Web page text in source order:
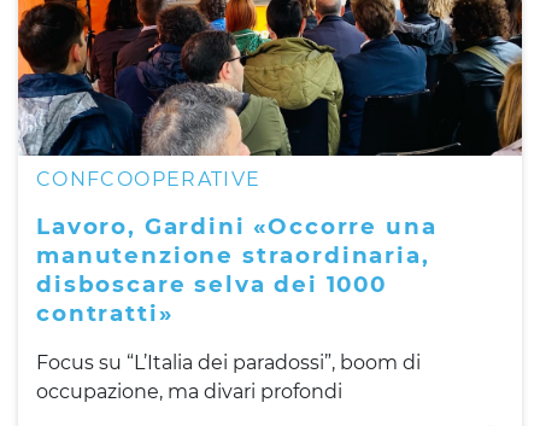
CONFCOOPERATIVE
Lavoro, Gardini «Occorre una
manutenzione straordinaria,
disboscare selva dei 1000
contratti»
Focus su “L’Italia dei paradossi”, boom di
occupazione, ma divari profondi